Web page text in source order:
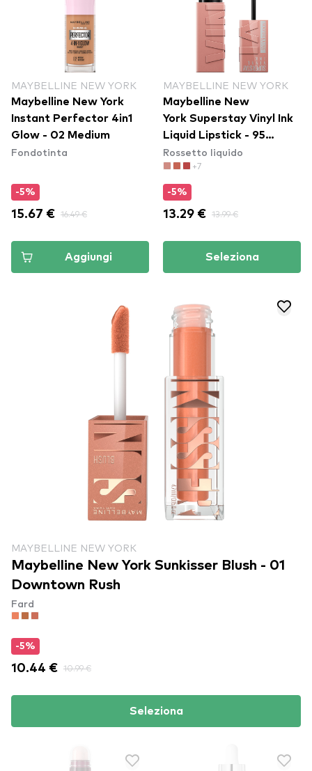
MAYBELLINE NEW YORK
Maybelline New York
Instant Perfector 4in1
Glow - 02 Medium
Fondotinta
-5%
15.67 € 16.49 €
Aggiungi
MAYBELLINE NEW YORK
Maybelline New
York Superstay Vinyl Ink
Liquid Lipstick - 95
Captivated
Rossetto liquido
+7
-5%
13.29 € 13.99 €
Seleziona
MAYBELLINE NEW YORK
Maybelline New York Sunkisser Blush - 01
Downtown Rush​
Fard
-5%
10.44 € 10.99 €
Seleziona